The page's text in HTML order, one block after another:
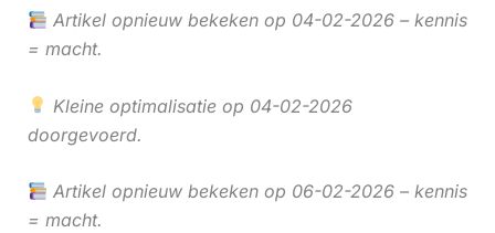
Artikel opnieuw bekeken op 04-02-2026 – kennis
= macht.
Kleine optimalisatie op 04-02-2026
doorgevoerd.
Artikel opnieuw bekeken op 06-02-2026 – kennis
= macht.